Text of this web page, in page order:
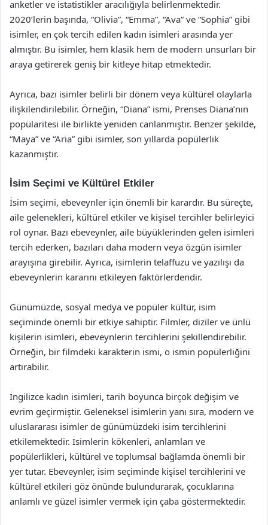
anketler ve istatistikler aracılığıyla belirlenmektedir.
2020’lerin başında, “Olivia”, “Emma”, “Ava” ve “Sophia” gibi
isimler, en çok tercih edilen kadın isimleri arasında yer
almıştır. Bu isimler, hem klasik hem de modern unsurları bir
araya getirerek geniş bir kitleye hitap etmektedir.
Ayrıca, bazı isimler belirli bir dönem veya kültürel olaylarla
ilişkilendirilebilir. Örneğin, “Diana” ismi, Prenses Diana’nın
popülaritesi ile birlikte yeniden canlanmıştır. Benzer şekilde,
“Maya” ve “Aria” gibi isimler, son yıllarda popülerlik
kazanmıştır.
İsim Seçimi ve Kültürel Etkiler
İsim seçimi, ebeveynler için önemli bir karardır. Bu süreçte,
aile gelenekleri, kültürel etkiler ve kişisel tercihler belirleyici
rol oynar. Bazı ebeveynler, aile büyüklerinden gelen isimleri
tercih ederken, bazıları daha modern veya özgün isimler
arayışına girebilir. Ayrıca, isimlerin telaffuzu ve yazılışı da
ebeveynlerin kararını etkileyen faktörlerdendir.
Günümüzde, sosyal medya ve popüler kültür, isim
seçiminde önemli bir etkiye sahiptir. Filmler, diziler ve ünlü
kişilerin isimleri, ebeveynlerin tercihlerini şekillendirebilir.
Örneğin, bir filmdeki karakterin ismi, o ismin popülerliğini
artırabilir.
İngilizce kadın isimleri, tarih boyunca birçok değişim ve
evrim geçirmiştir. Geleneksel isimlerin yanı sıra, modern ve
uluslararası isimler de günümüzdeki isim tercihlerini
etkilemektedir. İsimlerin kökenleri, anlamları ve
popülerlikleri, kültürel ve toplumsal bağlamda önemli bir
yer tutar. Ebeveynler, isim seçiminde kişisel tercihlerini ve
kültürel etkileri göz önünde bulundurarak, çocuklarına
anlamlı ve güzel isimler vermek için çaba göstermektedir.